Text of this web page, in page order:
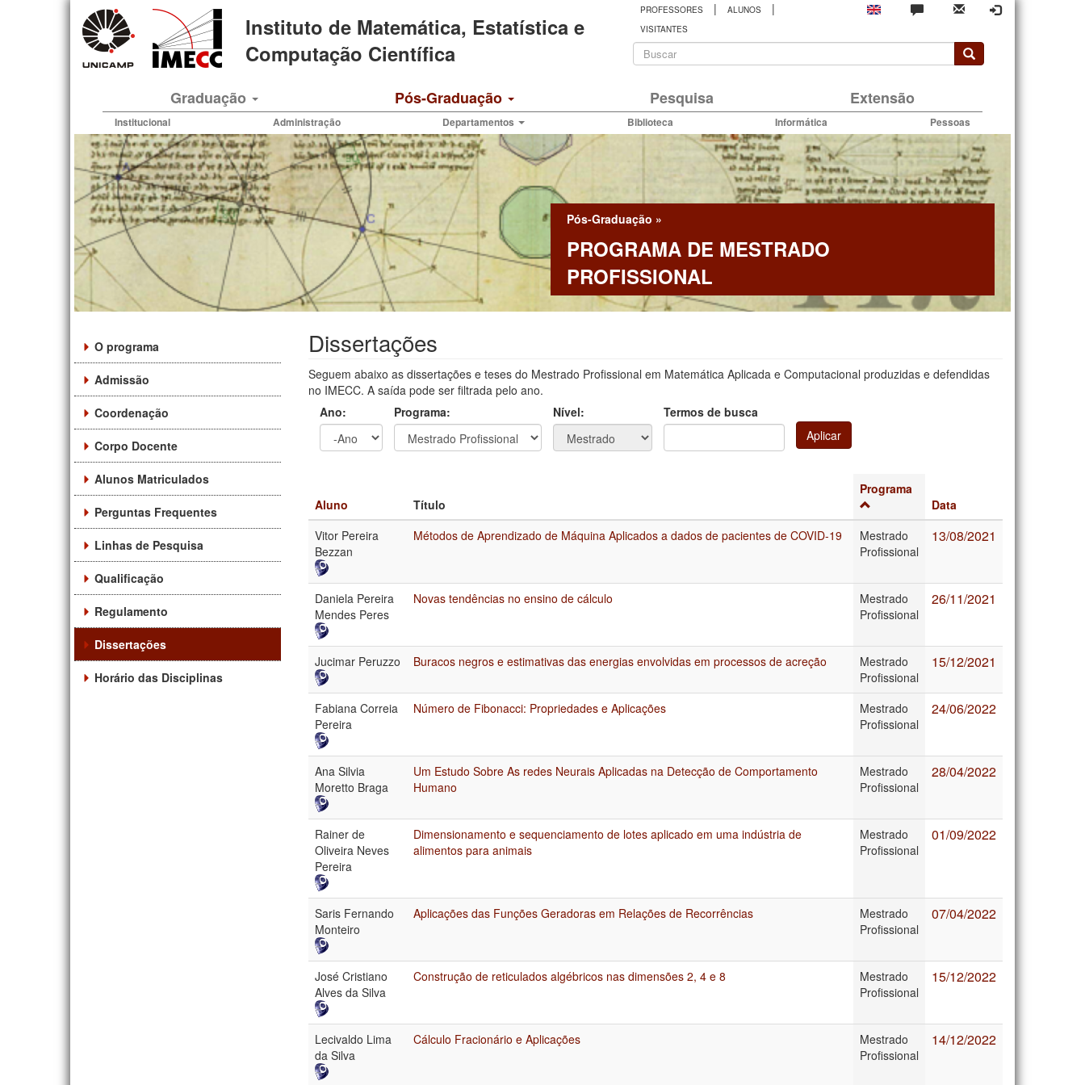
Instituto de Matemática, Estatística e
Computação Científica
PROFESSORES | ALUNOS |
VISITANTES
Formulário
busca
Graduação Pós-Graduação Pesquisa Extensão
Institucional Administração Departamentos Biblioteca Informática Pessoas
Pós-Graduação »
PROGRAMA DE MESTRADO
PROFISSIONAL
O programa
Admissão
Coordenação
Corpo Docente
Alunos Matriculados
Perguntas Frequentes
Linhas de Pesquisa
Qualificação
Regulamento
Dissertações
Horário das Disciplinas
Dissertações
Seguem abaixo as dissertações e teses do Mestrado Profissional em Matemática Aplicada e Computacional produzidas e defendidas
no IMECC. A saída pode ser filtrada pelo ano.
Ano:
Programa: Nível:
Termos de busca
Aplicar
Aluno Título
Programa
Data
Vitor Pereira
Bezzan
Métodos de Aprendizado de Máquina Aplicados a dados de pacientes de COVID-19
Mestrado
Profissional
13/08/2021
Daniela Pereira
Mendes Peres
Novas tendências no ensino de cálculo
Mestrado
Profissional
26/11/2021
Jucimar Peruzzo Buracos negros e estimativas das energias envolvidas em processos de acreção
Mestrado
Profissional
15/12/2021
Fabiana Correia
Pereira
Número de Fibonacci: Propriedades e Aplicações
Mestrado
Profissional
24/06/2022
Ana Silvia
Moretto Braga
Um Estudo Sobre As redes Neurais Aplicadas na Detecção de Comportamento
Humano
Mestrado
Profissional
28/04/2022
Rainer de
Oliveira Neves
Pereira
Dimensionamento e sequenciamento de lotes aplicado em uma indústria de
alimentos para animais
Mestrado
Profissional
01/09/2022
Saris Fernando
Monteiro
Aplicações das Funções Geradoras em Relações de Recorrências
Mestrado
Profissional
07/04/2022
José Cristiano
Alves da Silva
Construção de reticulados algébricos nas dimensões 2, 4 e 8
Mestrado
Profissional
15/12/2022
Lecivaldo Lima
da Silva
Cálculo Fracionário e Aplicações
Mestrado
Profissional
14/12/2022